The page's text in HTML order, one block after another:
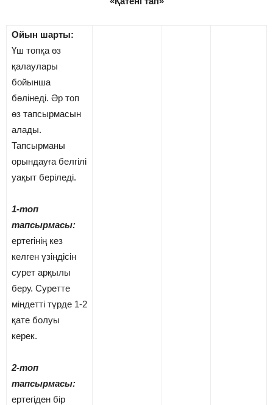
Ойын шарты:
Үш топқа өз
қалаулары
бойынша
бөлінеді. Әр топ
өз тапсырмасын
алады.
Тапсырманы
орындауға белгілі
уақыт беріледі.
1-топ
тапсырмасы:
ертегінің кез
келген үзіндісін
сурет арқылы
беру. Суретте
міндетті түрде 1-2
қате болуы
керек.
2-топ
тапсырмасы:
ертегіден бір